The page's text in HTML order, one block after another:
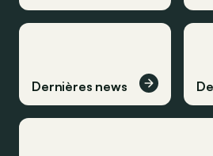
Dernières news